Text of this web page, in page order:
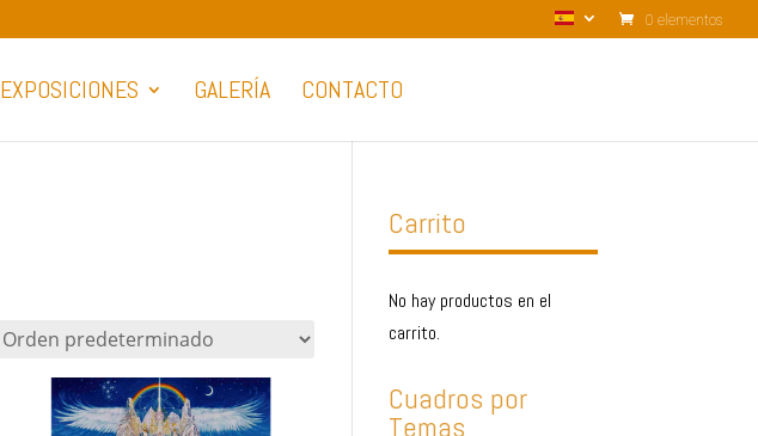
0 elementos
EXPOSICIONES GALERÍA CONTACTO
Carrito
No hay productos en el
carrito.
Cuadros por
Temas